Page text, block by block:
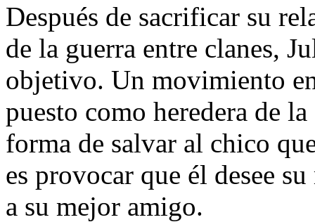
Después de sacrificar su
de la guerra entre clanes,
objetivo. Un movimiento
puesto como heredera de
forma de salvar al chico
es provocar que él desee
a su mejor amigo.